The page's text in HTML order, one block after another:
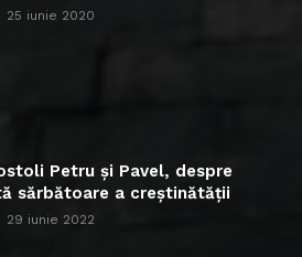
25 iunie 2020
Petru și Pavel, despre
sărbătoare a creștinătății
29 iunie 2022